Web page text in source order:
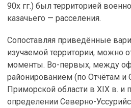
90х гг.) был территорией
казачьего — расселения.
Сопоставляя приведённые
изучаемой территории, можно
моменты. Во-первых, между
районированием (по Отчётам и
Приморской области в XIX в. и
определении Северно-